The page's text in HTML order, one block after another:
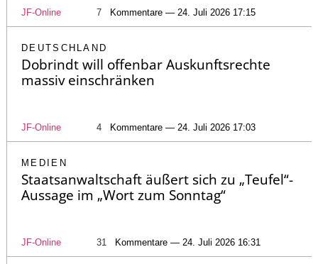
JF-Online 7 Kommentare — 24. Juli 2026 17:15
DEUTSCHLAND
Dobrindt will offenbar Auskunftsrechte
massiv einschränken
JF-Online 4 Kommentare — 24. Juli 2026 17:03
MEDIEN
Staatsanwaltschaft äußert sich zu „Teufel“-
Aussage im „Wort zum Sonntag“
JF-Online 31 Kommentare — 24. Juli 2026 16:31